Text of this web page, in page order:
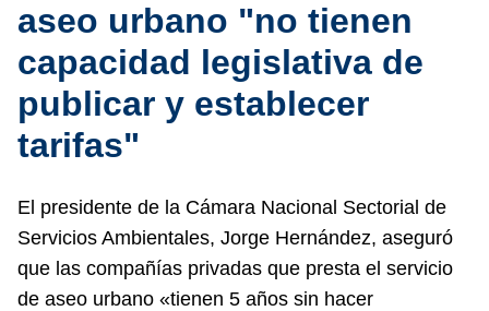
aseo urbano "no tienen
capacidad legislativa de
publicar y establecer
tarifas"
El presidente de la Cámara Nacional Sectorial de
Servicios Ambientales, Jorge Hernández, aseguró
que las compañías privadas que presta el servicio
de aseo urbano «tienen 5 años sin hacer